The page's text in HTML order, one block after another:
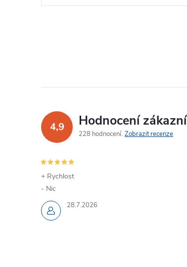
4,9 Hodnocení
228 hodnocení Zobrazit recenze
28.7.2026
+ Rychlost
- Nic